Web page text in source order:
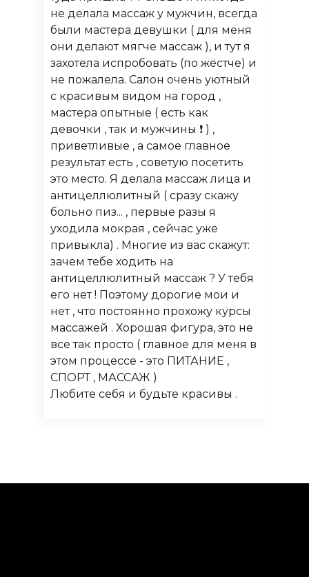
не делала массаж у мужчин, всегда
были мастера девушки ( для меня
они делают мягче массаж ), и тут я
захотела испробовать (по жёстче) и
не пожалела. Салон очень уютный
с красивым видом на город ,
мастера опытные ( есть как
девочки , так и мужчины ❗️ ) ,
приветливые , а самое главное
результат есть , советую посетить
это место. Я делала массаж лица и
антицеллюлитный ( сразу скажу
больно пиз... , первые разы я
уходила мокрая , сейчас уже
привыкла) . Многие из вас скажут:
зачем тебе ходить на
антицеллюлитный массаж ? У тебя
его нет ! Поэтому дорогие мои и
нет , что постоянно прохожу курсы
массажей . Хорошая фигура, это не
все так просто ( главное для меня в
этом процессе - это ПИТАНИЕ ,
СПОРТ , МАССАЖ )
Любите себя и будьте красивы .